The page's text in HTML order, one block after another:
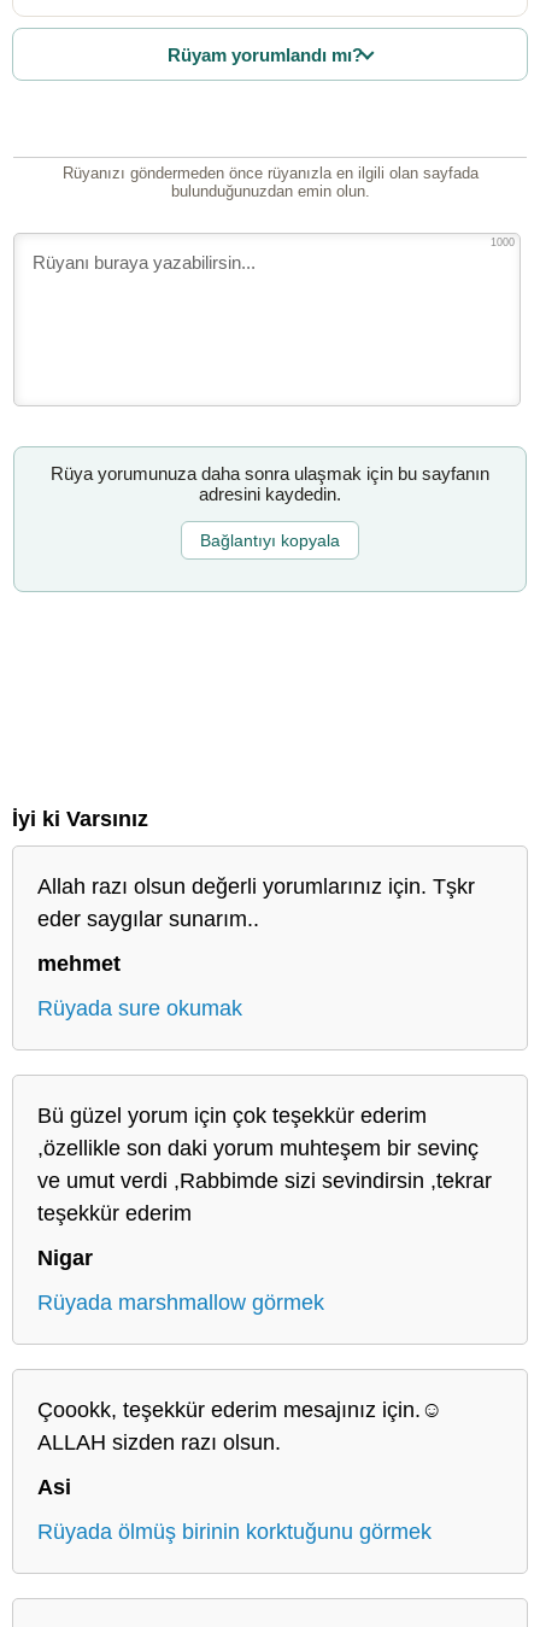
Rüyam yorumlandı mı?
Rüyanızı göndermeden önce rüyanızla en ilgili olan sayfada
bulunduğunuzdan emin olun.
1000
Rüya yorumunuza daha sonra ulaşmak için bu sayfanın
adresini kaydedin.
Bağlantıyı kopyala
İyi ki Varsınız
Allah razı olsun değerli yorumlarınız için. Tşkr
eder saygılar sunarım..
mehmet
Rüyada sure okumak
Bü güzel yorum için çok teşekkür ederim
,özellikle son daki yorum muhteşem bir sevinç
ve umut verdi ,Rabbimde sizi sevindirsin ,tekrar
teşekkür ederim
Nigar
Rüyada marshmallow görmek
Çoookk, teşekkür ederim mesajınız için.☺️
ALLAH sizden razı olsun.
Asi
Rüyada ölmüş birinin korktuğunu görmek